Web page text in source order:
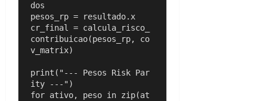
dos
pesos_rp = resultado.x
cr_final = calcula_risco_
contribuicao(pesos_rp, co
v_matrix)
print("--- Pesos Risk Par
ity ---")
for ativo, peso in zip(at